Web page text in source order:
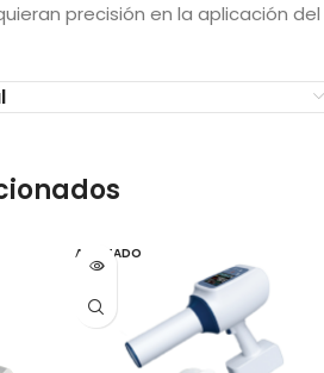
precisión en la aplicación del
AGOTADO